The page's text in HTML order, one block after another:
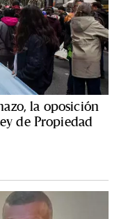
la oposición
de Propiedad